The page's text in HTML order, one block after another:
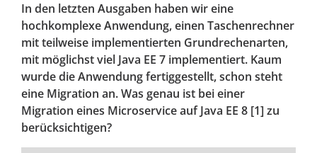
In den letzten Ausgaben haben wir eine
hochkomplexe Anwendung, einen Taschenrechner
mit teilweise implementierten Grundrechenarten,
mit möglichst viel Java EE 7 implementiert. Kaum
wurde die Anwendung fertiggestellt, schon steht
eine Migration an. Was genau ist bei einer
Migration eines Microservice auf Java EE 8 [1] zu
berücksichtigen?